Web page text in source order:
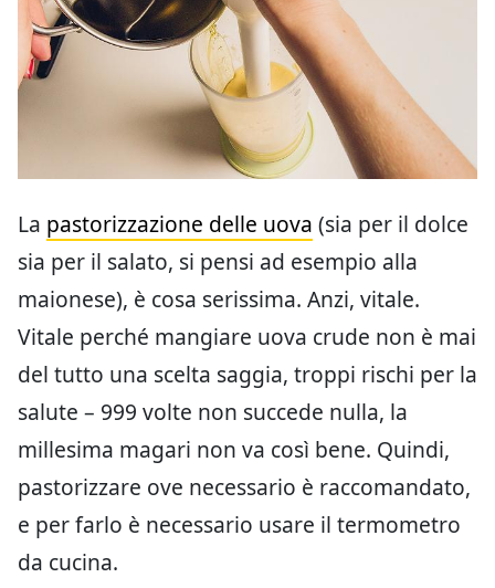
La pastorizzazione delle uova (sia per il dolce
sia per il salato, si pensi ad esempio alla
maionese), è cosa serissima. Anzi, vitale.
Vitale perché mangiare uova crude non è mai
del tutto una scelta saggia, troppi rischi per la
salute – 999 volte non succede nulla, la
millesima magari non va così bene. Quindi,
pastorizzare ove necessario è raccomandato,
e per farlo è necessario usare il termometro
da cucina.